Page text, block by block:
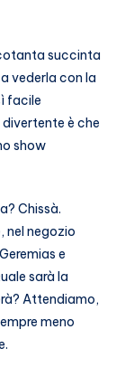
succinta
vederla con la
facile
è che
show
Chissà.
nel negozio
e
sarà la
Attendiamo,
meno